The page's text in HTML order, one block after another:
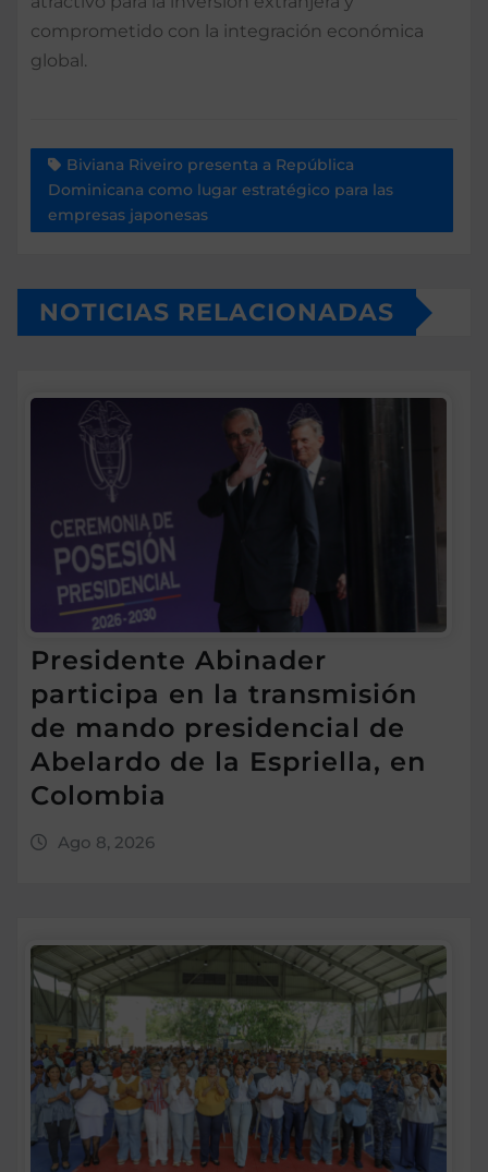
comprometido con la integración económica
global.
Biviana Riveiro presenta a República
Dominicana como lugar estratégico para las
empresas japonesas
NOTICIAS RELACIONADAS
Presidente Abinader
participa en la transmisión
de mando presidencial de
Abelardo de la Espriella, en
Colombia
Ago 8, 2026